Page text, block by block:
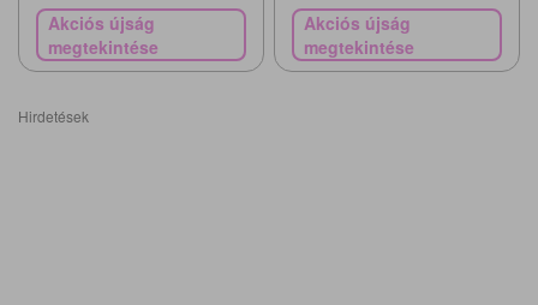
Akciós újság
megtekintése
Akciós újság
megtekintése
Hirdetések